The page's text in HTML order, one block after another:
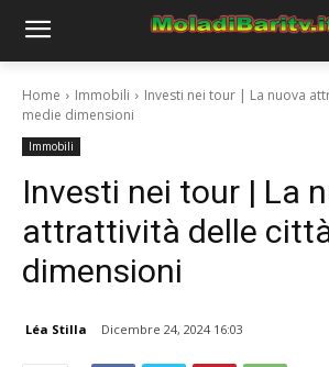
Home Immobili
Investi nei tour | La nuova
medie dimensioni
Immobili
Investi nei tour | La
attrattività delle
dimensioni
Léa Stilla Dicembre 24, 2024 16:03